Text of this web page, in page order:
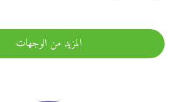
المزيد من الوجهات